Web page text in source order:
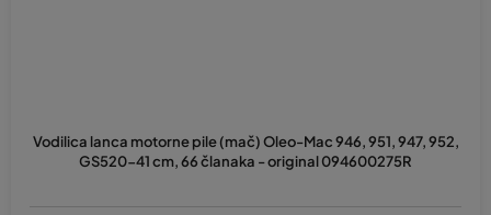
Vodilica lanca motorne pile (mač) Oleo-Mac 946, 951, 947, 952,
GS520-41 cm, 66 članaka - original 094600275R